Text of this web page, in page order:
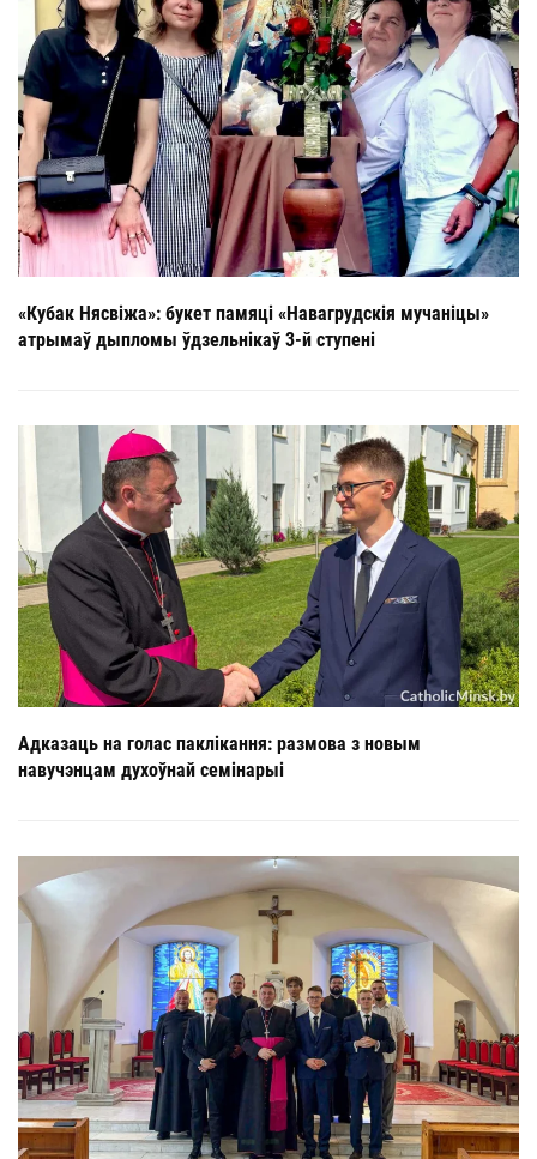
«Кубак Нясвіжа»: букет памяці «Навагрудскія мучаніцы»
атрымаў дыпломы ўдзельнікаў 3-й ступені
Адказаць на голас паклікання: размова з новым
навучэнцам духоўнай семінарыі